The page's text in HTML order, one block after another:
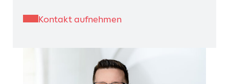
Kontakt aufnehmen